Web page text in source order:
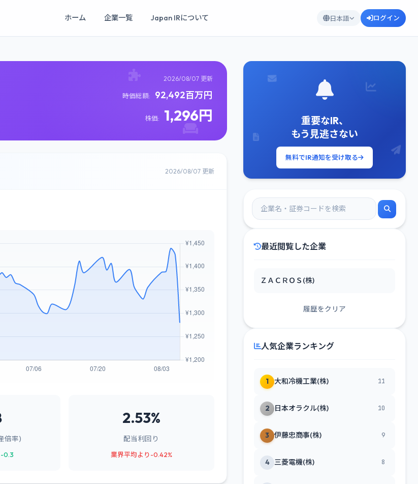
ホーム 企業一覧 Japan IRについて 日本語 ログイン
2026/08/07 更新
時価総額: 92,492百万円
株価: 1,296円
2026/08/07 更新
倍率)
-0.3
2.53%
配当利回り
業界平均より-0.42%
重要なIR、
もう見逃さない
無料でIR通知を受け取る
最近閲覧した企業
ＺＡＣＲＯＳ(株)
履歴をクリア
人気企業ランキング
1 大和冷機工業(株) 11
2 日本オラクル(株) 10
3 伊藤忠商事(株) 9
4 三菱電機(株) 8